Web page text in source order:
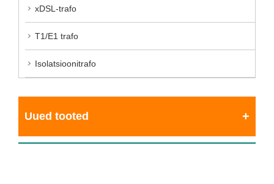
xDSL-trafo
T1/E1 trafo
Isolatsioonitrafo
Uued tooted